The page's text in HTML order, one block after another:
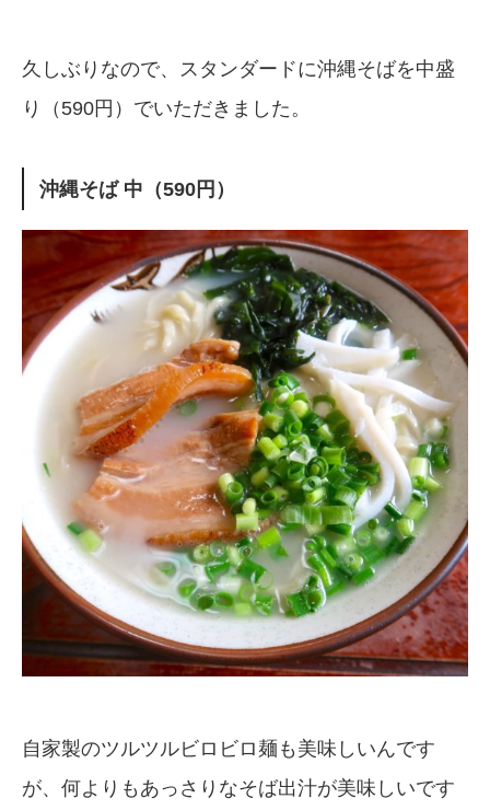
久しぶりなので、スタンダードに沖縄そばを中盛
り（590円）でいただきました。
沖縄そば 中（590円）
自家製のツルツルビロビロ麺も美味しいんです
が、何よりもあっさりなそば出汁が美味しいです